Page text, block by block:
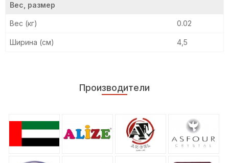
Вес, размер
Вес (кг) 0.02
Ширина (см) 4,5
Производители